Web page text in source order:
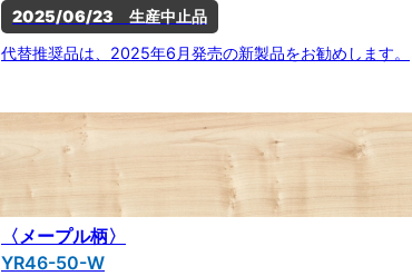
2025/06/23　生産中止品
代替推奨品は、2025年6月発売の新製品をお勧めします。
〈メープル柄〉
YR46-50-W